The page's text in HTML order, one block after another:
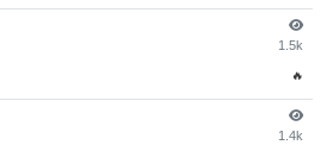
1.5k
🔥
1.4k